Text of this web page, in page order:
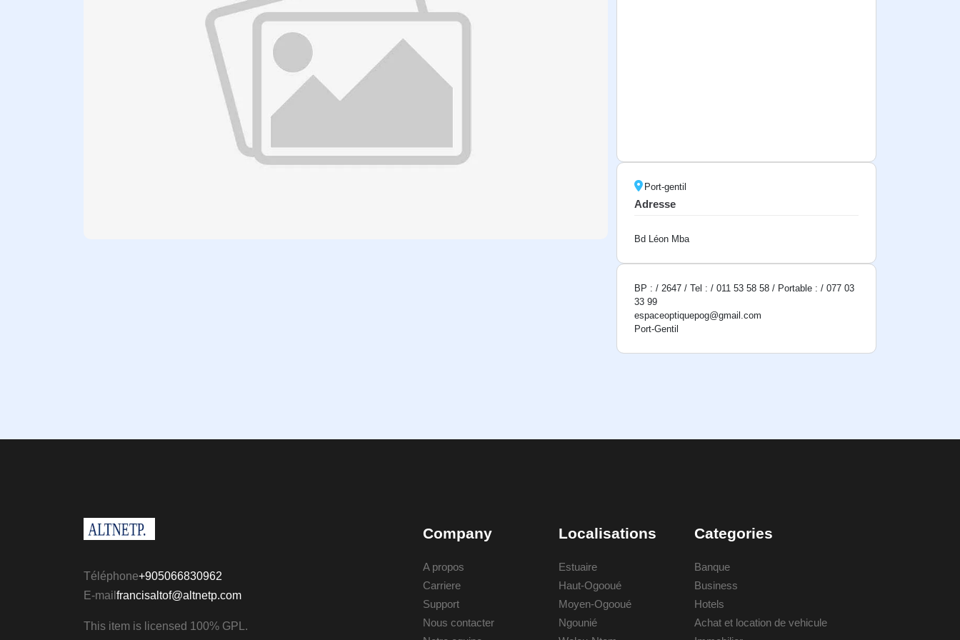
Port-gentil
Adresse
Bd Léon Mba
BP : / 2647 / Tel : / 011 53 58 58 / Portable : / 077 03
33 99
espaceoptiquepog@gmail.com
Port-Gentil
Téléphone+905066830962
E-mail francisaltof@altnetp.com
This item is licensed 100% GPL.
Company
A propos
Carriere
Support
Nous contacter
Localisations
Estuaire
Haut-Ogooué
Moyen-Ogooué
Ngounié
Categories
Banque
Business
Hotels
Achat et location de vehicule